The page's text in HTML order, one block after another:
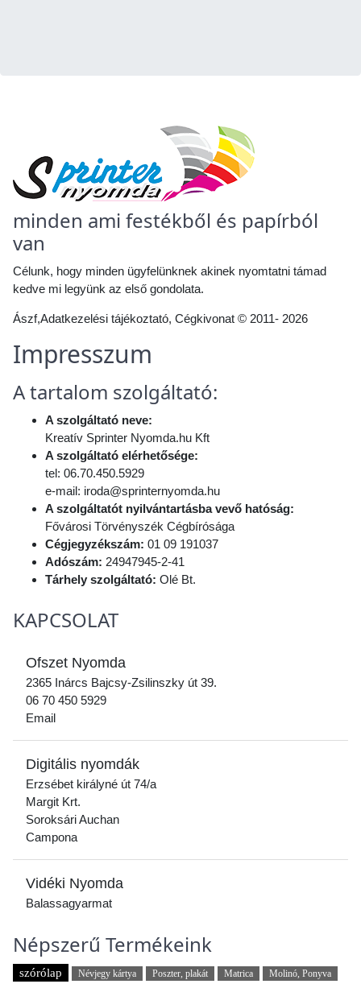
minden ami festékből és papírból
van
Célunk, hogy minden ügyfelünknek akinek nyomtatni támad
kedve mi legyünk az első gondolata.
Ászf,Adatkezelési tájékoztató, Cégkivonat © 2011- 2026
Impresszum
A tartalom szolgáltató:
A szolgáltató neve:
Kreatív Sprinter Nyomda.hu Kft
A szolgáltató elérhetősége:
tel: 06.70.450.5929
e-mail: iroda@sprinternyomda.hu
A szolgáltatót nyilvántartásba vevő hatóság:
Fővárosi Törvényszék Cégbírósága
Cégjegyzékszám: 01 09 191037
Adószám: 24947945-2-41
Tárhely szolgáltató: Olé Bt.
KAPCSOLAT
Ofszet Nyomda
2365 Inárcs Bajcsy-Zsilinszky út 39.
06 70 450 5929
Email
Digitális nyomdák
Erzsébet királyné út 74/a
Margit Krt.
Soroksári Auchan
Campona
Vidéki Nyomda
Balassagyarmat
Népszerű Termékeink
szórólap Névjegy kártya Poszter, plakát Matrica Molinó, Ponyva